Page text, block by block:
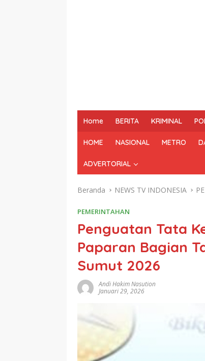
Home BERITA KRIMINAL
HOME NASIONAL METRO
ADVERTORIAL
Beranda NEWS TV INDONESIA
PEMERINTAHAN
Penguatan Tata
Paparan Bagian
Sumut 2026
Andi Hakim Nasution
Januari 29, 2026